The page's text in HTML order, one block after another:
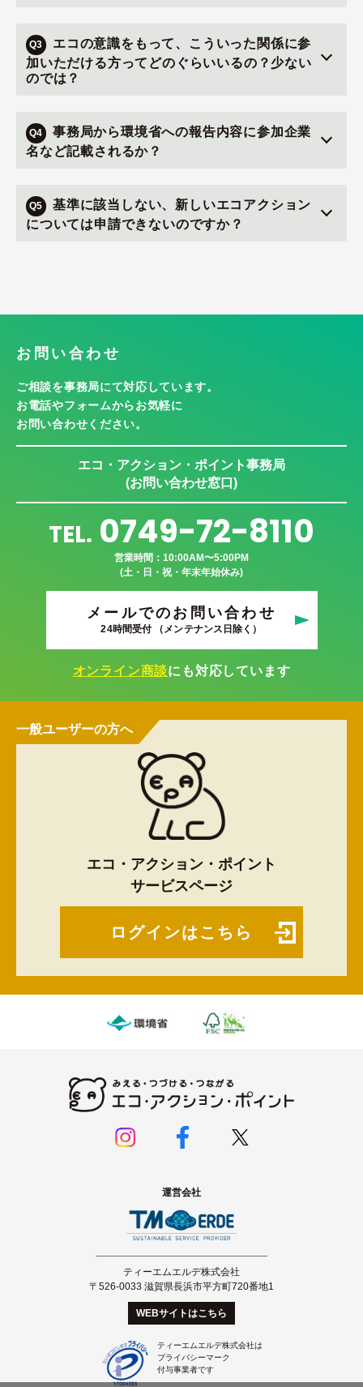
Q3
エコの意識をもって、こういった関係に参
加いただける方ってどのぐらいいるの？少ない
のでは？
Q4
事務局から環境省への報告内容に参加企業
名など記載されるか？
Q5
基準に該当しない、新しいエコアクション
については申請できないのですか？
お問い合わせ
ご相談を事務局にて対応しています。
お電話やフォームからお気軽に
お問い合わせください。
エコ・アクション・ポイント事務局
(お問い合わせ窓口)
TEL. 0749-72-8110
営業時間：10:00AM〜5:00PM
(土・日・祝・年末年始休み)
メールでのお問い合わせ
24時間受付 （メンテナンス日除く）
オンライン商談にも対応しています
一般ユーザーの方へ
エコ・アクション・ポイント
サービスページ
ログインはこちら
運営会社
ティーエムエルデ株式会社
〒526-0033 滋賀県長浜市平方町720番地1
WEBサイトはこちら
ティーエムエルデ株式会社は
プライバシーマーク
付与事業者です